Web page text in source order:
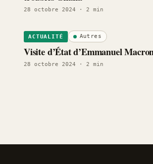
28 octobre 2024 · 2 min
ACTUALITÉ Autres
Visite d’État d’Emmanuel
28 octobre 2024 · 2 min